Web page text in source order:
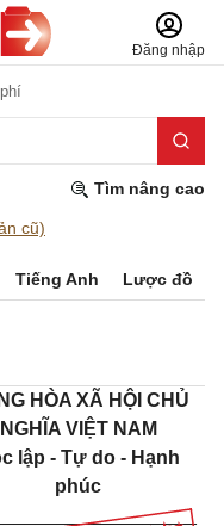
Đăng nhập
Tìm nâng cao
cũ)
Tiếng Anh Lược đồ
HÒA XÃ HỘI CHỦ
NGHĨA VIỆT NAM
lập - Tự do - Hạnh
phúc